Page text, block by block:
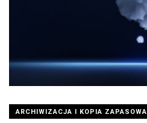
ARCHIWIZACJA I KOPIA ZAPASOWA